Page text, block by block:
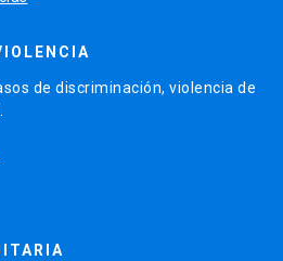
de discriminación, violencia de